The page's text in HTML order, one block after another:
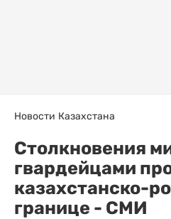
Новости Казахстана
Столкновения
гвардейцами
казахстанско-
границе - СМИ